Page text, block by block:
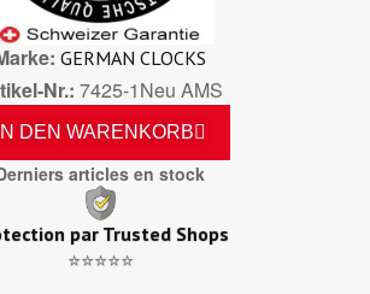
GERMAN CLOCKS
Nr. 7425-1Neu AMS
IN DEN WARENKORB
articles en stock
par Trusted Shops
⭐⭐⭐⭐⭐